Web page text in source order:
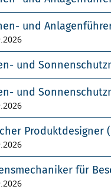
und
und
und
Produktdesigner
für